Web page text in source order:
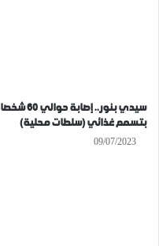
سيدي بنور.. إصابة حوالي 60 شخصا
بتسمم غذائي (سلطات محلية)
09/07/2023